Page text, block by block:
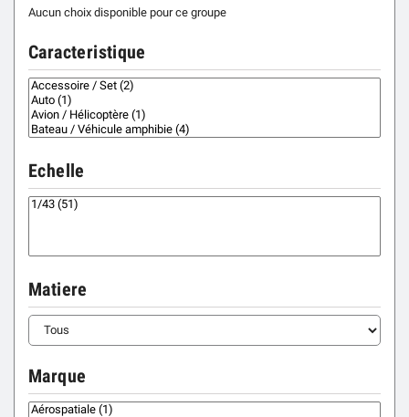
Aucun choix disponible pour ce groupe
Caracteristique
Echelle
Matiere
Marque